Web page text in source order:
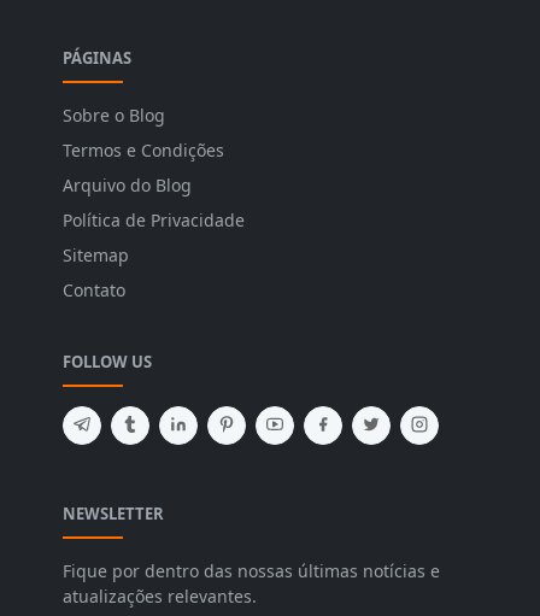
PÁGINAS
Sobre o Blog
Termos e Condições
Arquivo do Blog
Política de Privacidade
Sitemap
Contato
FOLLOW US
NEWSLETTER
Fique por dentro das nossas últimas notícias e
atualizações relevantes.